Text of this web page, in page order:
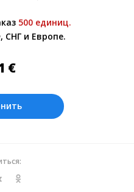
в рублях. Цены на
курс 10 руб.=
500 единиц.
СНГ и Европе.
€